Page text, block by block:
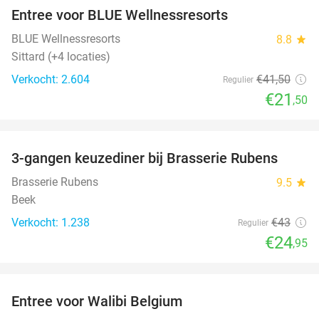
Entree voor BLUE Wellnessresorts
BLUE Wellnessresorts 8.8 star
Sittard (+4 locaties)
Verkocht: 2.604
Regulier €41,50
€21 ,50
42%
3-gangen keuzediner bij Brasserie Rubens
Brasserie Rubens 9.5 star
Beek
Verkocht: 1.238
Regulier €43
€24,95
Entree voor Walibi Belgium